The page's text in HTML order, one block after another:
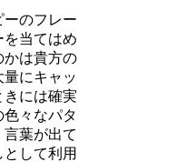
ーのフレー
を当てはめ
かは貴方の
にキャッ
には確実
々なパタ
葉が出て
して利用